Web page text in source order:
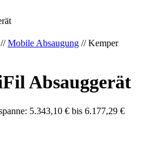
//Mobile Absaugung // Kemper
Absauggerät
5.343,10 € bis 6.177,29 €